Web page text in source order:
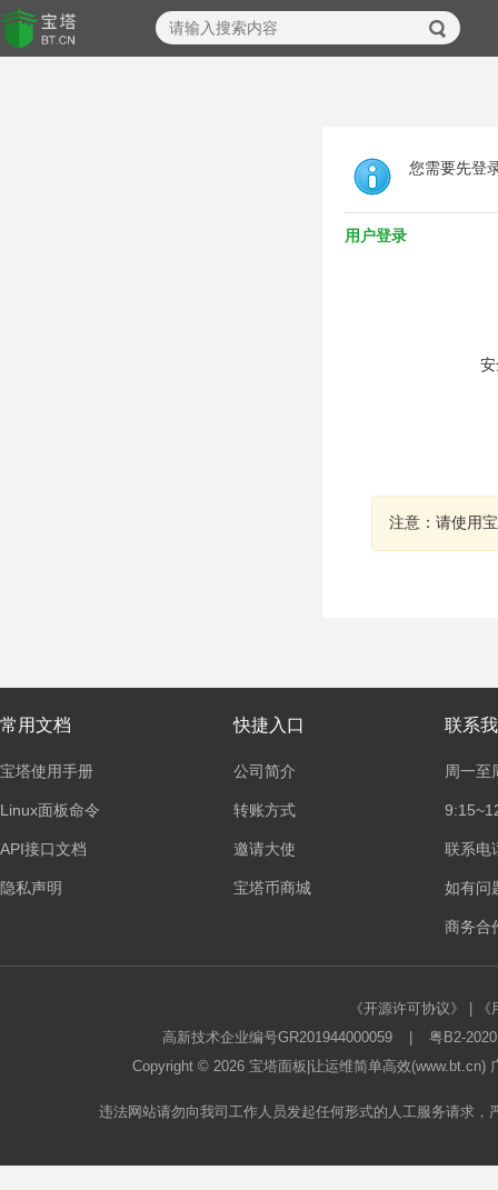
您需要先登
用户登录
注意：请使用
常用文档
宝塔使用手册
Linux面板命令
API接口文档
隐私声明
快捷入口
公司简介
转账方式
邀请大使
宝塔币商城
联系
周一至
联系电
如有问
商务合
《开源许可协议》
高新技术企业编号GR201944000059
粤B2-
Copyright © 2026 宝塔面板 |让运维简单高效
违法网站请勿向我司工作人员发起任何形式的人工服务请求，